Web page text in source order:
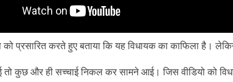
को प्रसारित करते हुए बताया कि यह विधायक का काफिला है।
तो कुछ और ही सच्चाई निकल कर सामने आई। जिस वीडियो को